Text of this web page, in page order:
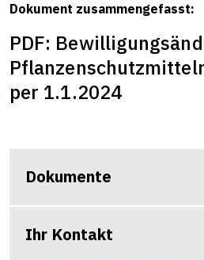
Dokument zusammengefasst:
PDF:
per 1.1.2024
Dokumente
Ihr Kontakt